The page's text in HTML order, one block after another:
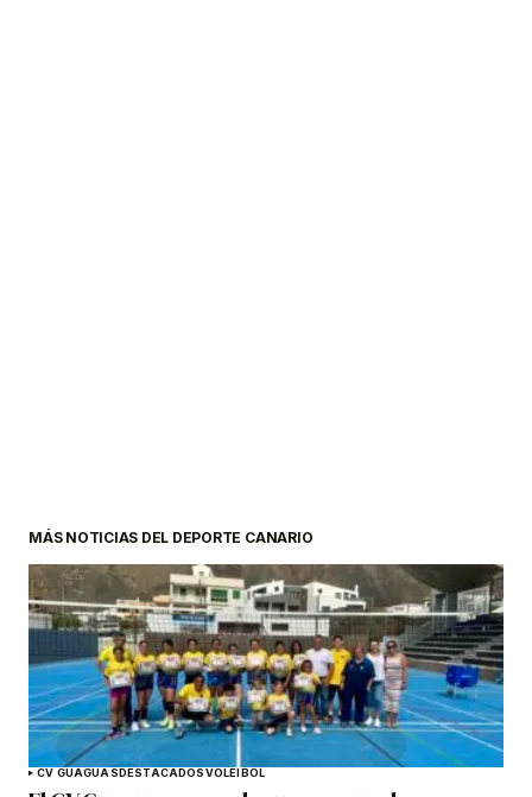
MÁS NOTICIAS DEL DEPORTE CANARIO
CV GUAGUASDESTACADOSVOLEIBOL